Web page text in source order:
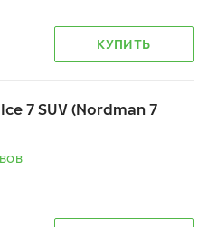
КУПИТЬ
7 SUV (Nordman 7